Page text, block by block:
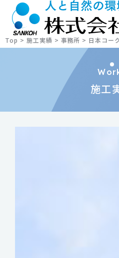
Top > 施工実績 > 事務所 > 日本コー
施工